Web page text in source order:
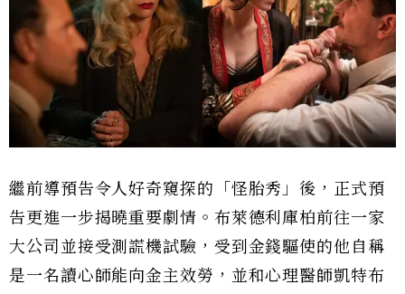
繼前導預告令人好奇窺探的「怪胎秀」後，正式預
告更進一步揭曉重要劇情。布萊德利庫柏前往一家
大公司並接受測謊機試驗，受到金錢驅使的他自稱
是一名讀心師能向金主效勞，並和心理醫師凱特布